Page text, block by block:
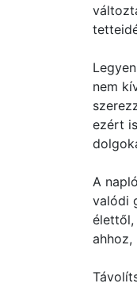
nem
ezért
A
valódi
élettől,
ahhoz,